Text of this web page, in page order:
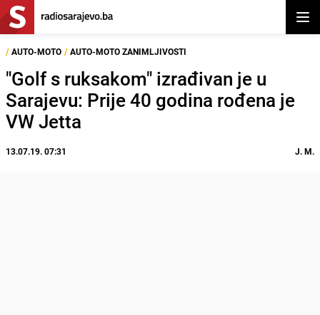
/ AUTO-MOTO / AUTO-MOTO ZANIMLJIVOSTI
"Golf s ruksakom" izrađivan je u
Sarajevu: Prije 40 godina rođena je
VW Jetta
13.07.19. 07:31 J. M.